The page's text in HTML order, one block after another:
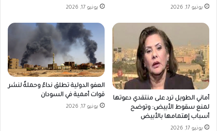
يونيو 17, 2026 يونيو 17, 2026
أماني الطويل ترد على منتقدي دعوتها
لمنع سقوط الأبيض: وتوضح
أسباب إهتمامها بالأبيض
يونيو 17, 2026
العفو الدولية تطلق نداءً وحملةً لنشر
قوات أممية في السودان
يونيو 17, 2026